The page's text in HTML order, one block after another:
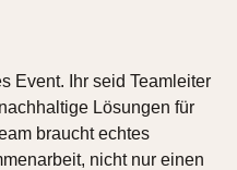
Event. Ihr seid Teamleiter
Lösungen für
braucht echtes
nicht nur einen